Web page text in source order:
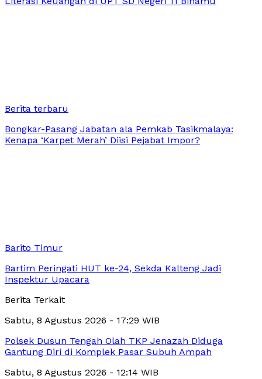
Berita terbaru
Bongkar-Pasang Jabatan ala Pemkab Tasikmalaya:
Kenapa ‘Karpet Merah’ Diisi Pejabat Impor?
Barito Timur
Bartim Peringati HUT ke-24, Sekda Kalteng Jadi
Inspektur Upacara
Berita Terkait
Sabtu, 8 Agustus 2026 - 17:29 WIB
Polsek Dusun Tengah Olah TKP Jenazah Diduga
Gantung Diri di Komplek Pasar Subuh Ampah
Sabtu, 8 Agustus 2026 - 12:14 WIB